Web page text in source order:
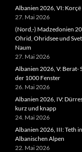
Albanien 2026, VI: Korçë
27. Mai 2026
(Nord,-) Madzedonien
Ohrid, Ohridsee und
Naum
27. Mai 2026
Albanien 2026, V: Berat-
der 1000 Fenster
26. Mai 2026
Albanien 2026, IV:
kurz und knapp
24. Mai 2026
Albanien 2026, III: Teth
Albanischen Alpen
22. Mai 2026